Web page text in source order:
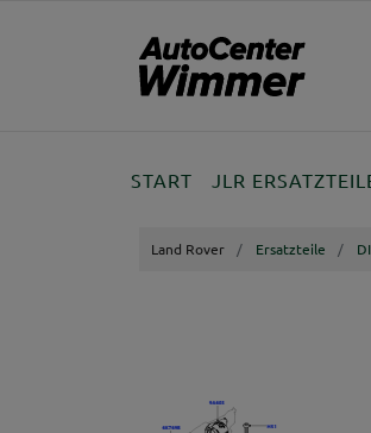
START JLR
Land Rover Ersatzteile